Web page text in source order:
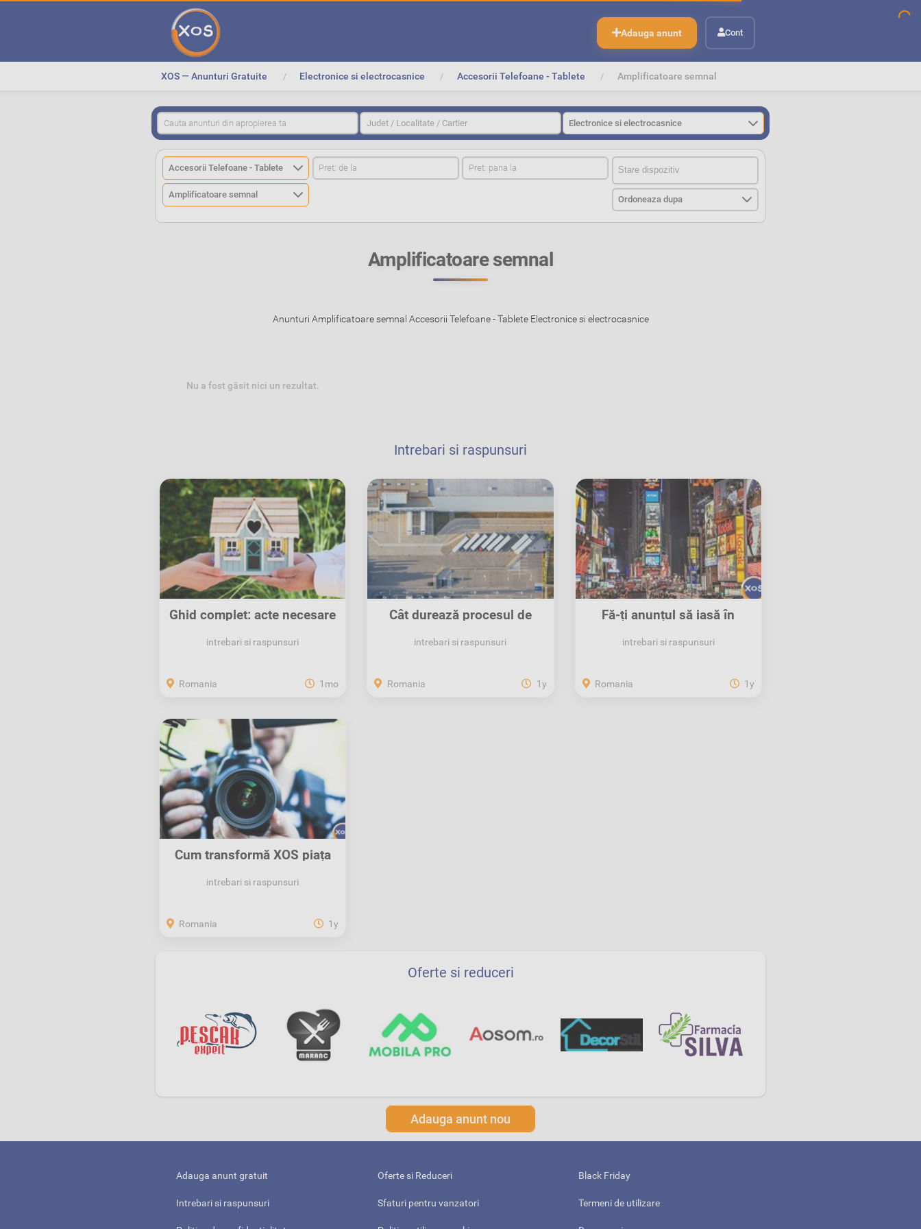
Adauga anunt Cont
XOS — Anunturi Gratuite Electronice si electrocasnice Accesorii Telefoane - Tablete Amplificatoare semnal
Judet / Localitate / Cartier
O
a
O
StareStare
Amplificatoare semnal
Anunturi Amplificatoare semnal Accesorii Telefoane - Tablete Electronice si electrocasnice
Nu a fost găsit nici un rezultat.
Intrebari si raspunsuri
Ghid complet: acte necesare
intrebari si raspunsuri
Romania 1mo
Cât durează procesul de
intrebari si raspunsuri
Romania 1y
Fă-ți anunțul să iasă în
intrebari si raspunsuri
Romania 1y
Cum transformă XOS piața
intrebari si raspunsuri
Romania 1y
Oferte si reduceri
Adauga anunt nou
Adauga anunt gratuit Oferte si Reduceri Black Friday
Intrebari si raspunsuri Sfaturi pentru vanzatori Termeni de utilizare